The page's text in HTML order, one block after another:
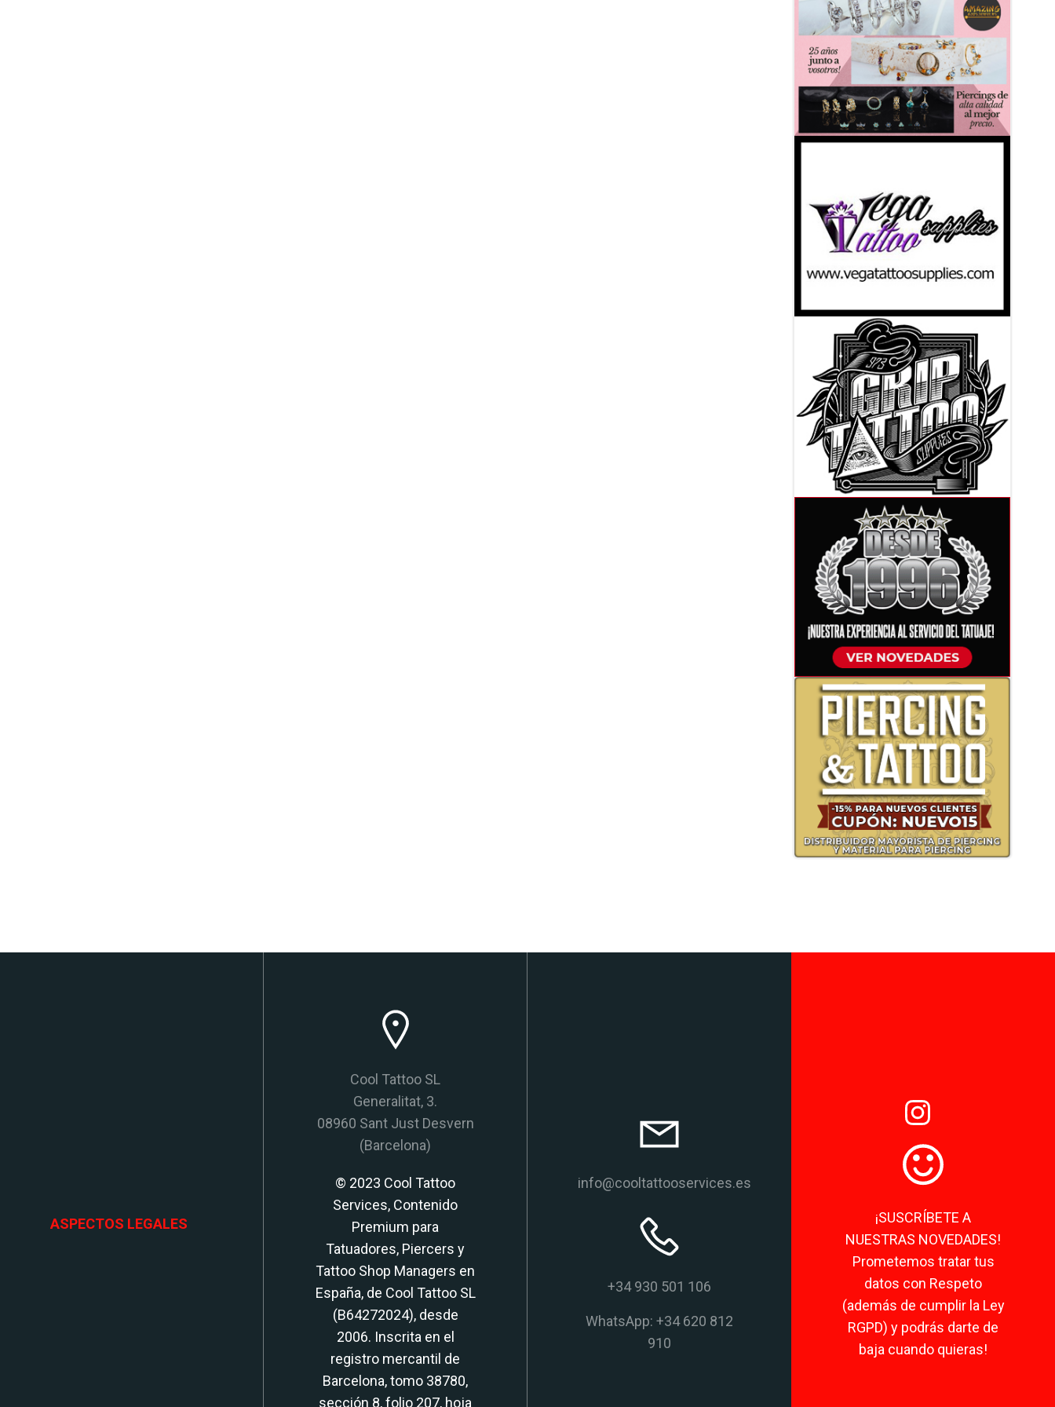
ASPECTOS LEGALES
Cool Tattoo SL
Generalitat, 3.
08960 Sant Just Desvern
(Barcelona)
© 2023 Cool Tattoo
Services, Contenido
Premium para
Tatuadores, Piercers y
Tattoo Shop Managers en
España, de Cool Tattoo SL
(B64272024), desde
2006. Inscrita en el
registro mercantil de
Barcelona, tomo 38780,
sección 8, folio 207, hoja
info@cooltattooservices.es
+34 930 501 106
WhatsApp: +34 620 812
910
¡SUSCRÍBETE A
NUESTRAS NOVEDADES!
Prometemos tratar tus
datos con Respeto
(además de cumplir la Ley
RGPD) y podrás darte de
baja cuando quieras!